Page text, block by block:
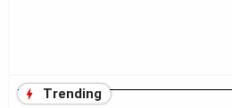
Trending